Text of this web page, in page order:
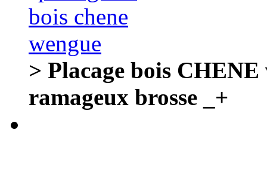
> Placage bois
ramageux brosse _+